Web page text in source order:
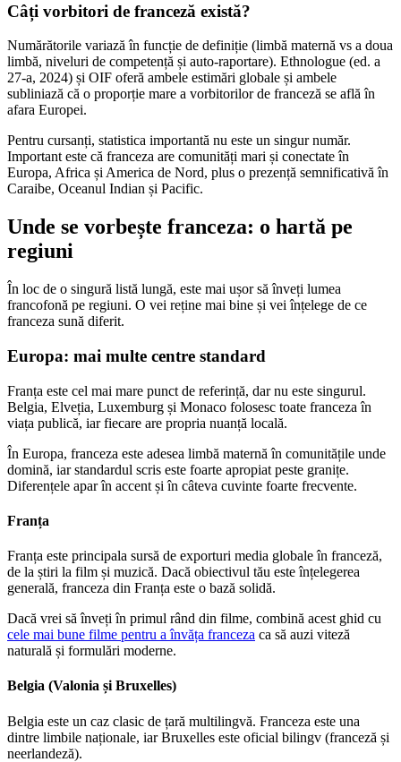
Câți vorbitori de franceză există?
Numărătorile variază în funcție de definiție (limbă maternă vs a doua
limbă, niveluri de competență și auto-raportare). Ethnologue (ed. a
27-a, 2024) și OIF oferă ambele estimări globale și ambele
subliniază că o proporție mare a vorbitorilor de franceză se află în
afara Europei.
Pentru cursanți, statistica importantă nu este un singur număr.
Important este că franceza are comunități mari și conectate în
Europa, Africa și America de Nord, plus o prezență semnificativă în
Caraibe, Oceanul Indian și Pacific.
Unde se vorbește franceza: o hartă pe
regiuni
În loc de o singură listă lungă, este mai ușor să înveți lumea
francofonă pe regiuni. O vei reține mai bine și vei înțelege de ce
franceza sună diferit.
Europa: mai multe centre standard
Franța este cel mai mare punct de referință, dar nu este singurul.
Belgia, Elveția, Luxemburg și Monaco folosesc toate franceza în
viața publică, iar fiecare are propria nuanță locală.
În Europa, franceza este adesea limbă maternă în comunitățile unde
domină, iar standardul scris este foarte apropiat peste granițe.
Diferențele apar în accent și în câteva cuvinte foarte frecvente.
Franța
Franța este principala sursă de exporturi media globale în franceză,
de la știri la film și muzică. Dacă obiectivul tău este înțelegerea
generală, franceza din Franța este o bază solidă.
Dacă vrei să înveți în primul rând din filme, combină acest ghid cu
cele mai bune filme pentru a învăța franceza ca să auzi viteză
naturală și formulări moderne.
Belgia (Valonia și Bruxelles)
Belgia este un caz clasic de țară multilingvă. Franceza este una
dintre limbile naționale, iar Bruxelles este oficial bilingv (franceză și
neerlandeză).